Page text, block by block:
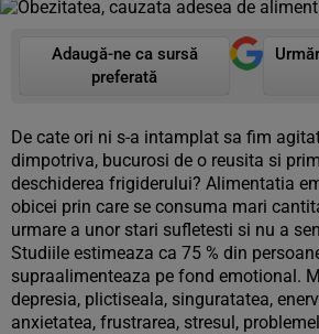
Adaugă-ne ca sursă
preferată
De cate ori ni s-a intamplat sa fim
dimpotriva, bucurosi de o reusita si
deschiderea frigiderului? Alimentatia
obicei prin care se consuma mari
urmare a unor stari sufletesti si nu a
Studiile estimeaza ca 75 % din
supraalimenteaza pe fond emotional.
depresia, plictiseala, singuratatea,
anxietatea, frustrarea, stresul,